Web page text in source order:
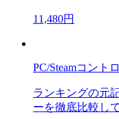
11,480円
PC/Steamコント
ランキングの元
ーを徹底比較し